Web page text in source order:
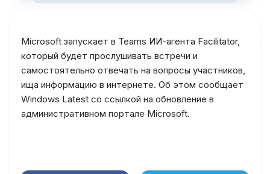
Microsoft запускает в Teams ИИ-агента Facilitator,
который будет прослушивать встречи и
самостоятельно отвечать на вопросы участников,
ища информацию в интернете. Об этом сообщает
Windows Latest со ссылкой на обновление в
административном портале Microsoft.